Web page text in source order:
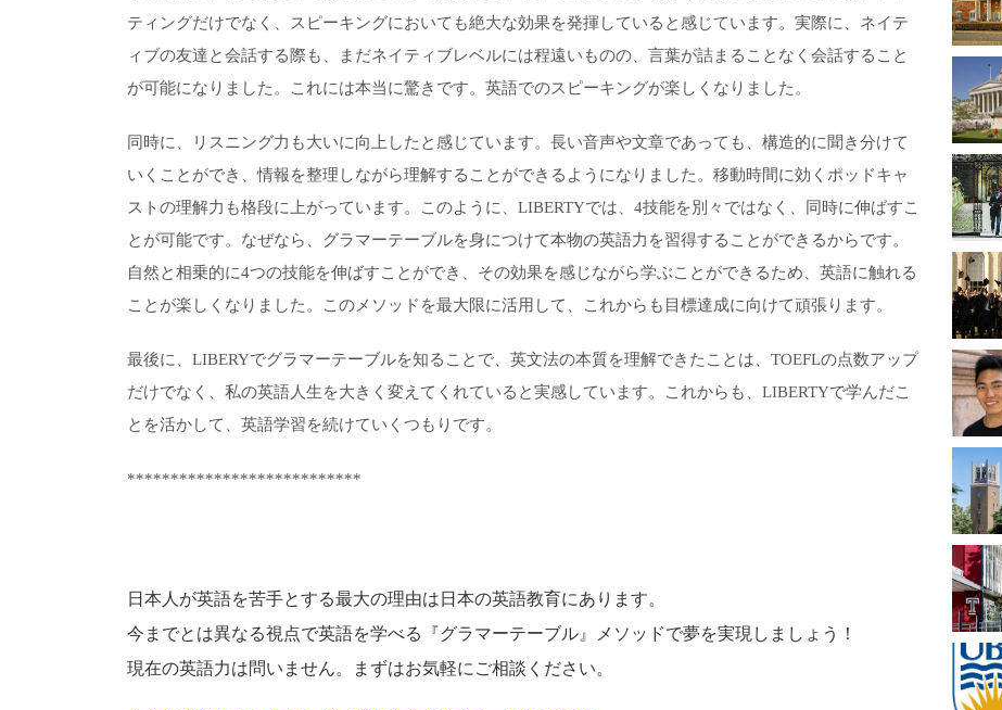
ティングだけでなく、スピーキングにおいても絶大な効果を発揮していると感じています。実際に、ネイテ
ィブの友達と会話する際も、まだネイティブレベルには程遠いものの、言葉が詰まることなく会話すること
が可能になりました。これには本当に驚きです。英語でのスピーキングが楽しくなりました。
同時に、リスニング力も大いに向上したと感じています。長い音声や文章であっても、構造的に聞き分けて
いくことができ、情報を整理しながら理解することができるようになりました。移動時間に効くポッドキャ
ストの理解力も格段に上がっています。このように、LIBERTYでは、4技能を別々ではなく、同時に伸ばすこ
とが可能です。なぜなら、グラマーテーブルを身につけて本物の英語力を習得することができるからです。
自然と相乗的に4つの技能を伸ばすことができ、その効果を感じながら学ぶことができるため、英語に触れる
ことが楽しくなりました。このメソッドを最大限に活用して、これからも目標達成に向けて頑張ります。
最後に、LIBERYでグラマーテーブルを知ることで、英文法の本質を理解できたことは、TOEFLの点数アップ
だけでなく、私の英語人生を大きく変えてくれていると実感しています。これからも、LIBERTYで学んだこ
とを活かして、英語学習を続けていくつもりです。
***************************
日本人が英語を苦手とする最大の理由は日本の英語教育にあります。
今までとは異なる視点で英語を学べる『グラマーテーブル』メソッドで夢を実現しましょう！
現在の英語力は問いません。まずはお気軽にご相談ください。